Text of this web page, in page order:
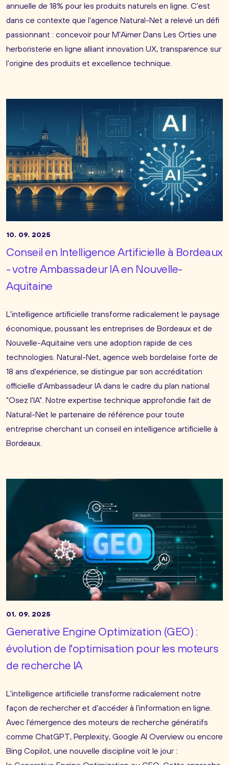
annuelle de 18% pour les produits naturels en ligne. C'est
dans ce contexte que l'agence Natural-Net a relevé un défi
passionnant : concevoir pour M'Aimer Dans Les Orties une
herboristerie en ligne alliant innovation UX, transparence sur
l'origine des produits et excellence technique.
10. 09. 2025
Conseil en Intelligence Artificielle à Bordeaux
- votre Ambassadeur IA en Nouvelle-
Aquitaine
L'intelligence artificielle transforme radicalement le paysage
économique, poussant les entreprises de Bordeaux et de
Nouvelle-Aquitaine vers une adoption rapide de ces
technologies. Natural-Net, agence web bordelaise forte de
18 ans d'expérience, se distingue par son accréditation
officielle d'Ambassadeur IA dans le cadre du plan national
"Osez l'IA". Notre expertise technique approfondie fait de
Natural-Net le partenaire de référence pour toute
entreprise cherchant un conseil en intelligence artificielle à
Bordeaux.
01. 09. 2025
Generative Engine Optimization (GEO) :
évolution de l'optimisation pour les moteurs
de recherche IA
L'intelligence artificielle transforme radicalement notre
façon de rechercher et d'accéder à l'information en ligne.
Avec l'émergence des moteurs de recherche génératifs
comme ChatGPT, Perplexity, Google AI Overview ou encore
Bing Copilot, une nouvelle discipline voit le jour :